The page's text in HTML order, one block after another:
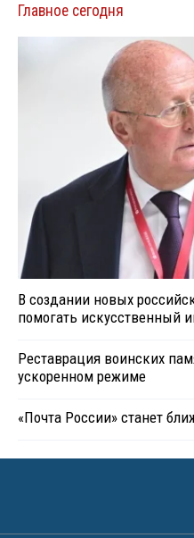
Главное сегодня
В создании новых
помогать искусственный
Реставрация воинских
ускоренном режиме
«Почта России» станет